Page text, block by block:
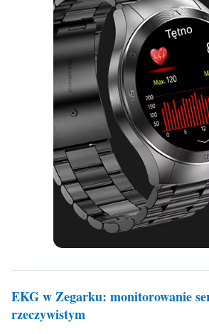
EKG w Zegarku: monitorowanie
rzeczywistym